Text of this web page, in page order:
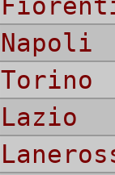
Napoli
Torino
Lazio